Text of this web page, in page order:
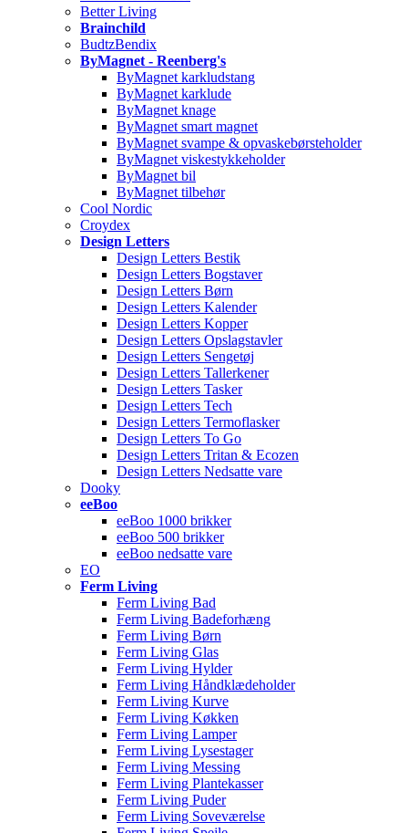
Better Living
Brainchild
BudtzBendix
ByMagnet - Reenberg's
ByMagnet karkludstang
ByMagnet karklude
ByMagnet knage
ByMagnet smart magnet
ByMagnet svampe & opvaskebørsteholder
ByMagnet viskestykkeholder
ByMagnet bil
ByMagnet tilbehør
Cool Nordic
Croydex
Design Letters
Design Letters Bestik
Design Letters Bogstaver
Design Letters Børn
Design Letters Kalender
Design Letters Kopper
Design Letters Opslagstavler
Design Letters Sengetøj
Design Letters Tallerkener
Design Letters Tasker
Design Letters Tech
Design Letters Termoflasker
Design Letters To Go
Design Letters Tritan & Ecozen
Design Letters Nedsatte vare
Dooky
eeBoo
eeBoo 1000 brikker
eeBoo 500 brikker
eeBoo nedsatte vare
EO
Ferm Living
Ferm Living Bad
Ferm Living Badeforhæng
Ferm Living Børn
Ferm Living Glas
Ferm Living Hylder
Ferm Living Håndklædeholder
Ferm Living Kurve
Ferm Living Køkken
Ferm Living Lamper
Ferm Living Lysestager
Ferm Living Messing
Ferm Living Plantekasser
Ferm Living Puder
Ferm Living Soveværelse